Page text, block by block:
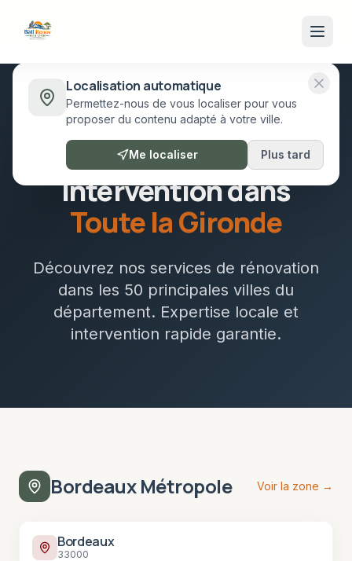
50 VILLES EN GIRONDE
Intervention dans
Toute la Gironde
Découvrez nos services de rénovation
dans les 50 principales villes du
département. Expertise locale et
intervention rapide garantie.
Bordeaux Métropole Voir la zone →
Bordeaux
33000
Localisation automatique
Permettez-nous de vous localiser pour vous
proposer du contenu adapté à votre ville.
Me localiser Plus tard